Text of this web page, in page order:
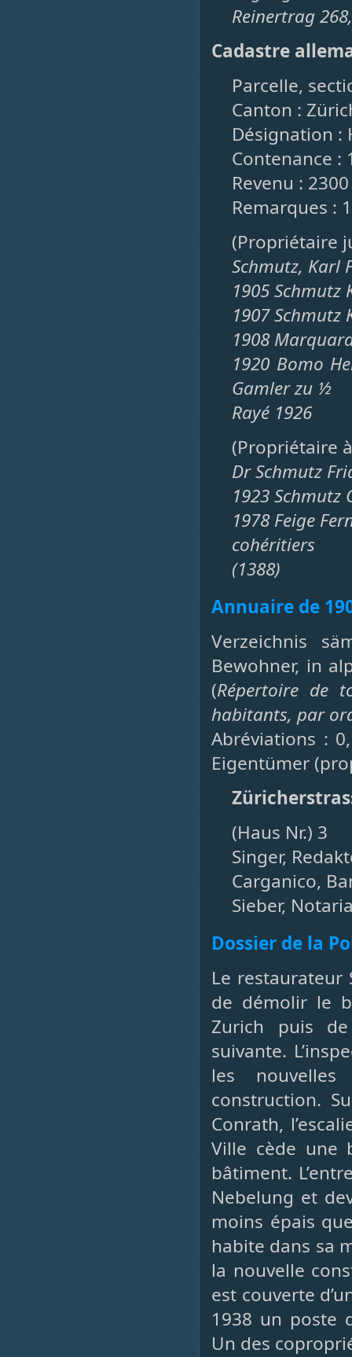
Reinertrag
Cadastre
Parcelle,
Canton :
Désignation :
Contenance :
Revenu :
Remarques :
(Propriétaire
Schmutz, Karl
1905
1907 Schmutz
1908
1920 Bomo
Gamler zu ½
Rayé 1926
(Propriétaire
Dr Schmutz
1923
1978 Feige
cohéritiers
(1388)
Annuaire de
Verzeichnis
Bewohner, in
(Répertoire de
habitants, par
Abréviations :
Eigentümer
(Haus Nr.) 3
Singer,
Carganico,
Sieber,
Dossier de la
Le restaurateur
de démolir le
Zurich puis
suivante.
les nouvelles
construction.
Conrath,
Ville cède une
bâtiment.
Nebelung et
moins épais
habite dans sa
la nouvelle
est couverte
1938 un poste
Un des